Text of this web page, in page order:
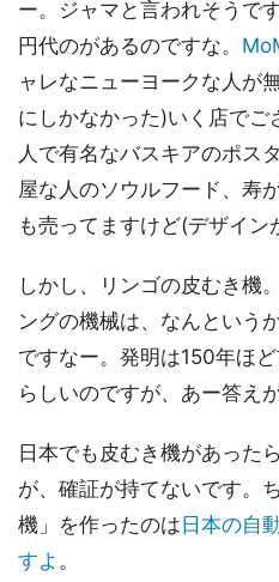
ー。ジャマと言われそうで
円代のがあるのですな。
ャレなニューヨークな人が
にしかなかった)いく店でご
人で有名なバスキアのポス
屋な人のソウルフード、寿
も売ってますけど(デザイン
しかし、リンゴの皮むき機
ングの機械は、なんという
ですなー。発明は150年ほ
らしいのですが、あー答え
日本でも皮むき機があった
が、確証が持てないです。
機」を作ったのは 日本の自
すよ 。